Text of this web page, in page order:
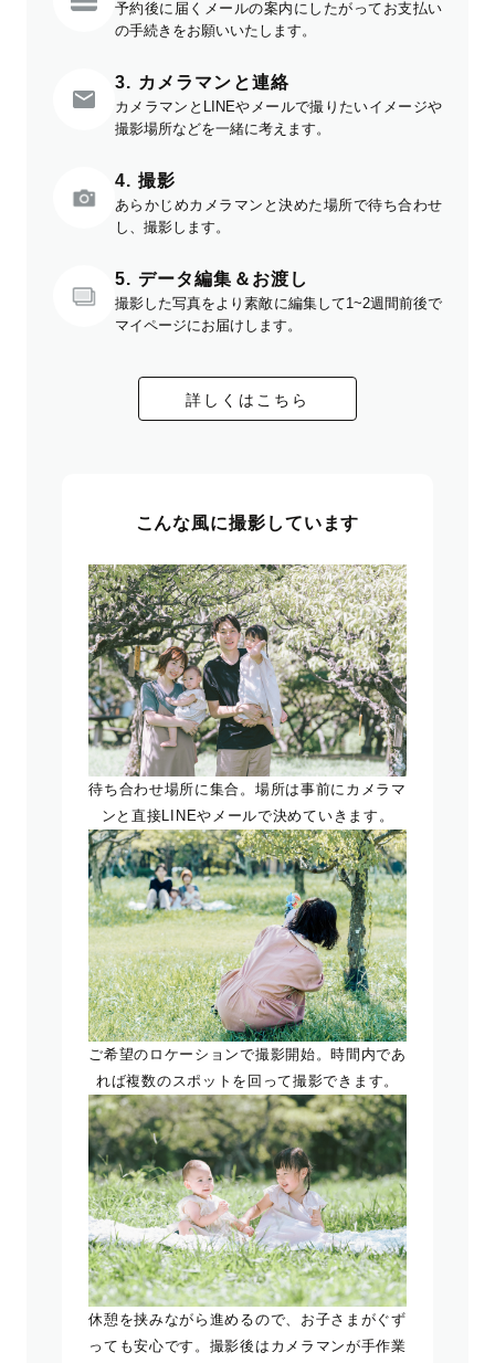
予約後に届くメールの案内にしたがってお支払い
の手続きをお願いいたします。
3. カメラマンと連絡
カメラマンとLINEやメールで撮りたいイメージや
撮影場所などを一緒に考えます。
4. 撮影
あらかじめカメラマンと決めた場所で待ち合わせ
し、撮影します。
5. データ編集＆お渡し
撮影した写真をより素敵に編集して1~2週間前後で
マイページにお届けします。
詳しくはこちら
こんな風に撮影しています
待ち合わせ場所に集合。場所は事前にカメラマ
ンと直接LINEやメールで決めていきます。
ご希望のロケーションで撮影開始。時間内であ
れば複数のスポットを回って撮影できます。
休憩を挟みながら進めるので、お子さまがぐず
っても安心です。撮影後はカメラマンが手作業